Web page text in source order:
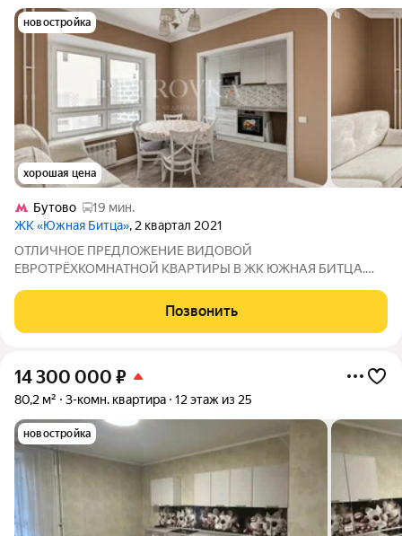
новостройка
хорошая цена
Бутово
19 мин.
ЖК «Южная Битца», 2 квартал 2021
ОТЛИЧНОЕ ПРЕДЛОЖЕНИЕ ВИДОВОЙ
ЕВРОТРЁХКОМНАТНОЙ КВАРТИРЫ В ЖК ЮЖНАЯ БИТЦА.
25-и этажного монолитного дома. В квартире сделан
качественный евроремонт с применением импортных
Позвонить
14 300 000 ₽
80,2 м² 3-комн. квартира 12 этаж из 25
новостройка